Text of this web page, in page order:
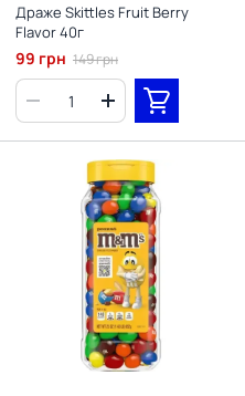
Драже Skittles Fruit Berry
Flavor 40г
99 грн 149 грн